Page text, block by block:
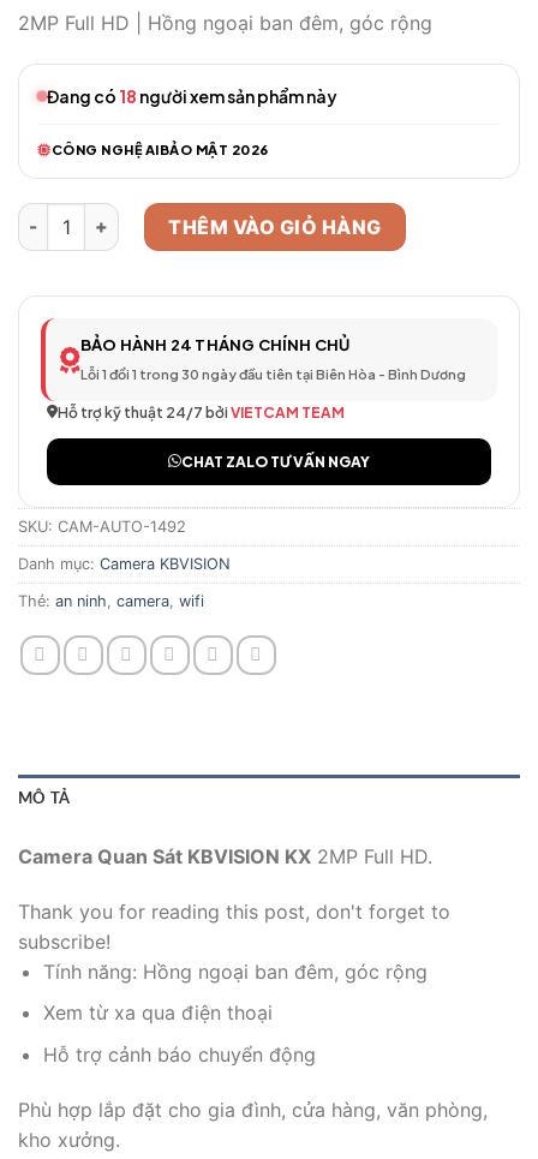
là:
1.850.152 ₫.
tại
là:
2MP Full HD | Hồng ngoại ban đêm, góc rộng
Đang có 18 người xem sản phẩm này
CÔNG NGHỆ AIBẢO MẬT 2026
Camera WiFi Thông Minh Model 493 – Full HD số lượng
THÊM VÀO GIỎ HÀNG
BẢO HÀNH 24 THÁNG CHÍNH CHỦ
Lỗi 1 đổi 1 trong 30 ngày đầu tiên tại Biên Hòa - Bình Dương
Hỗ trợ kỹ thuật 24/7 bởi VIETCAM TEAM
CHAT ZALO TƯ VẤN NGAY
SKU: CAM-AUTO-1492
Danh mục: Camera KBVISION
Thẻ: an ninh camera wifi
MÔ TẢ
Camera Quan Sát KBVISION KX 2MP Full HD.
Thank you for reading this post, don't forget to
subscribe!
Tính năng: Hồng ngoại ban đêm, góc rộng
Xem từ xa qua điện thoại
Hỗ trợ cảnh báo chuyển động
Phù hợp lắp đặt cho gia đình, cửa hàng, văn phòng,
kho xưởng.